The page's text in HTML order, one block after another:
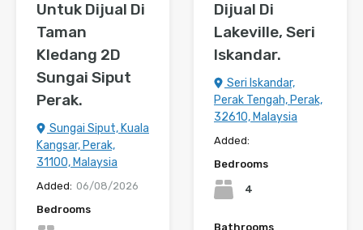
Untuk Dijual Di
Taman
Kledang 2D
Sungai Siput
Perak.
Sungai Siput, Kuala
Kangsar, Perak,
31100, Malaysia
Added: 06/08/2026
Bedrooms
Dijual Di
Lakeville, Seri
Iskandar.
Seri Iskandar,
Perak Tengah, Perak,
32610, Malaysia
Added:
Bedrooms
4
Bathrooms